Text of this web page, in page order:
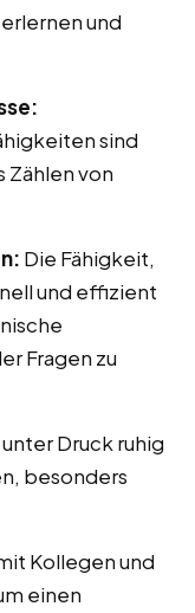
und
sind
Zählen von
Die Fähigkeit,
und effizient
Fragen zu
Druck ruhig
besonders
Kollegen und
einen